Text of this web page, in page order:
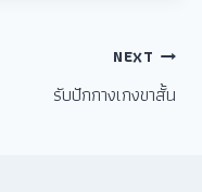
NEXT
รับปักกางเกงขาสั้น